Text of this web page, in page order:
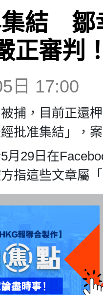
集結
審判！
日 17:00
捕，目前正還
批准集結」，
月29日在
指這些文章屬